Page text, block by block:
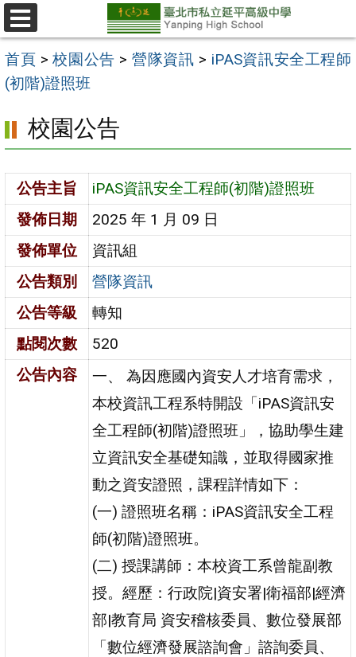
跳
至
主
要
區
選
單
首頁 >校園公告 >營隊資訊 > iPAS資訊安全工程師
(初階)證照班
校園公告
公告主旨
iPAS資訊安全工程師(初階)證照班
發佈日期
2025 年 1 月 09 日
發佈單位
資訊組
公告類別
營隊資訊
公告等級
轉知
點閱次數
520
公告內容
一、 為因應國內資安人才培育需求，
本校資訊工程系特開設「iPAS資訊安
全工程師(初階)證照班」，協助學生建
立資訊安全基礎知識，並取得國家推
動之資安證照，課程詳情如下：
(一) 證照班名稱：iPAS資訊安全工程
師(初階)證照班。
(二) 授課講師：本校資工系曾龍副教
授。經歷：行政院|資安署|衛福部|經濟
部|教育局 資安稽核委員、數位發展部
「數位經濟發展諮詢會」諮詢委員、